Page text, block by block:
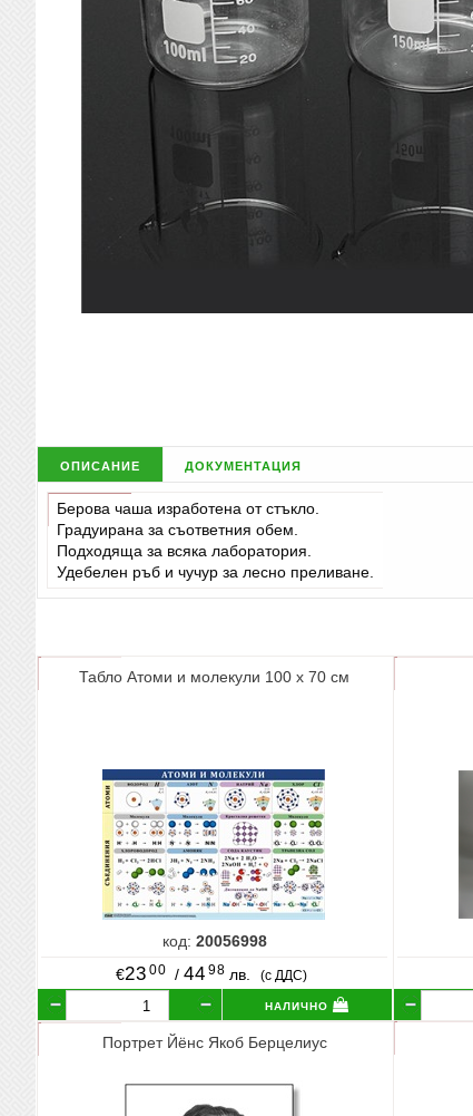
описание документация
Берова чаша изработена от стъкло.
Градуирана за съответния обем.
Подходяща за всяка лаборатория.
Удебелен ръб и чучур за лесно преливане.
Табло Атоми и молекули 100 х 70 см
код: 20056998
€23 00 / 44 98 лв. (с ДДС)
налично
Портрет Йёнс Якоб Берцелиус